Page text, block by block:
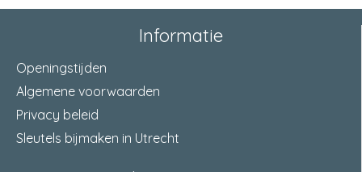
Informatie
Openingstijden
Algemene voorwaarden
Privacy beleid
Sleutels bijmaken in Utrecht